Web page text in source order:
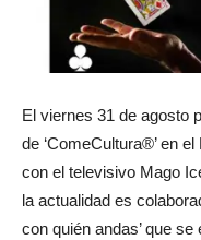
El viernes 31 de agosto
de ‘ComeCultura®’ en
con el televisivo Mago
la actualidad es
con quién andas’ que